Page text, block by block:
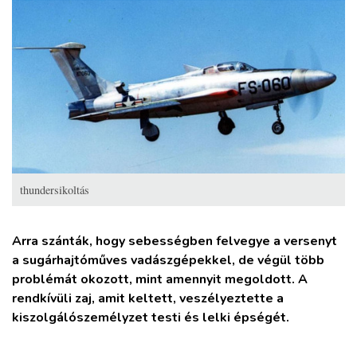
ZÖLDÚT
HAJÓZÁS
ARCHÍVUM
WEBSHOP
BELÉPÉS
REGISZTRÁCIÓ
thundersikoltás
Arra szánták, hogy sebességben felvegye a versenyt
a sugárhajtóműves vadászgépekkel, de végül több
problémát okozott, mint amennyit megoldott. A
rendkívüli zaj, amit keltett, veszélyeztette a
kiszolgálószemélyzet testi és lelki épségét.